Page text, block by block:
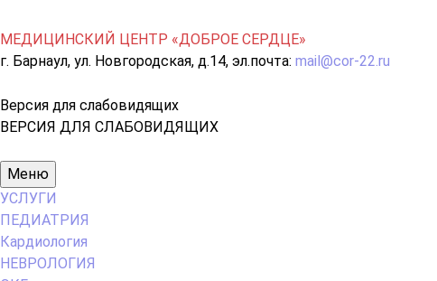
МЕДИЦИНСКИЙ ЦЕНТР «ДОБРОЕ СЕРДЦЕ»
г. Барнаул, ул. Новгородская, д.14, эл.почта: mail@cor-22.ru
Версия для слабовидящих
ВЕРСИЯ ДЛЯ СЛАБОВИДЯЩИХ
Основное
меню
Меню
УСЛУГИ
ПЕДИАТРИЯ
Кардиология
НЕВРОЛОГИЯ